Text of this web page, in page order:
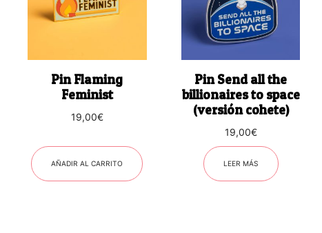
Pin Flaming
Feminist
19,00€
AÑADIR AL CARRITO
Pin Send all the
billionaires to space
(versión cohete)
19,00€
LEER MÁS